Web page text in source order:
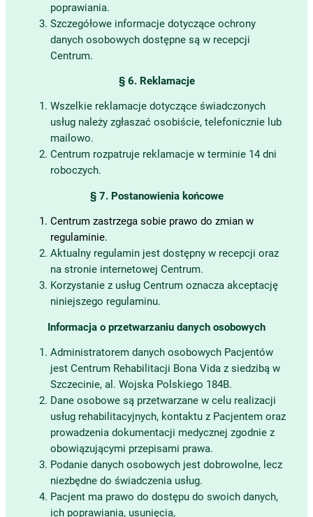
poprawiania.
Szczegółowe informacje dotyczące ochrony
danych osobowych dostępne są w recepcji
Centrum.
§ 6. Reklamacje
Wszelkie reklamacje dotyczące świadczonych
usług należy zgłaszać osobiście, telefonicznie lub
mailowo.
Centrum rozpatruje reklamacje w terminie 14 dni
roboczych.
§ 7. Postanowienia końcowe
Centrum zastrzega sobie prawo do zmian w
regulaminie.
Aktualny regulamin jest dostępny w recepcji oraz
na stronie internetowej Centrum.
Korzystanie z usług Centrum oznacza akceptację
niniejszego regulaminu.
Informacja o przetwarzaniu danych osobowych
Administratorem danych osobowych Pacjentów
jest Centrum Rehabilitacji Bona Vida z siedzibą w
Szczecinie, al. Wojska Polskiego 184B.
Dane osobowe są przetwarzane w celu realizacji
usług rehabilitacyjnych, kontaktu z Pacjentem oraz
prowadzenia dokumentacji medycznej zgodnie z
obowiązującymi przepisami prawa.
Podanie danych osobowych jest dobrowolne, lecz
niezbędne do świadczenia usług.
Pacjent ma prawo do dostępu do swoich danych,
ich poprawiania, usunięcia,